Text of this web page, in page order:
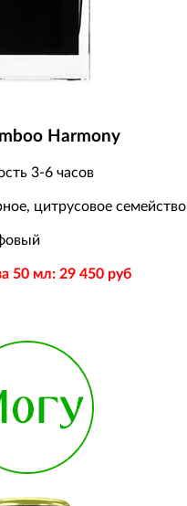
Harmony
3-6 часов
цитрусовое семейство
50 мл: 29 450 руб